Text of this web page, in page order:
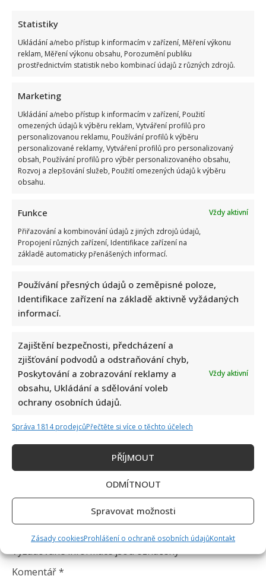
Statistiky
Ukládání a/nebo přístup k informacím v zařízení, Měření výkonu
reklam, Měření výkonu obsahu, Porozumění publiku
prostřednictvím statistik nebo kombinací údajů z různých zdrojů.
Marketing
Ukládání a/nebo přístup k informacím v zařízení, Použití
omezených údajů k výběru reklam, Vytváření profilů pro
personalizovanou reklamu, Používání profilů k výběru
personalizované reklamy, Vytváření profilů pro personalizovaný
obsah, Používání profilů pro výběr personalizovaného obsahu,
Rozvoj a zlepšování služeb, Použití omezených údajů k výběru
obsahu.
Funkce
Vždy aktivní
Přiřazování a kombinování údajů z jiných zdrojů údajů,
Propojení různých zařízení, Identifikace zařízení na
základě automaticky přenášených informací.
Používání přesných údajů o zeměpisné poloze,
Identifikace zařízení na základě aktivně vyžádaných
informací.
Zajištění bezpečnosti, předcházení a
zjišťování podvodů a odstraňování chyb,
Poskytování a zobrazování reklamy a
obsahu, Ukládání a sdělování voleb
ochrany osobních údajů.
Vždy aktivní
Správa 1814 prodejcůPřečtěte si více o těchto účelech
PŘÍJMOUT
ODMÍTNOUT
Spravovat možnosti
Zásady cookiesProhlášení o ochraně osobních údajůKontakt
Napsat komentář
Vaše e-mailová adresa nebude zveřejněna.
Vyžadované informace jsou označeny*
Komentář*